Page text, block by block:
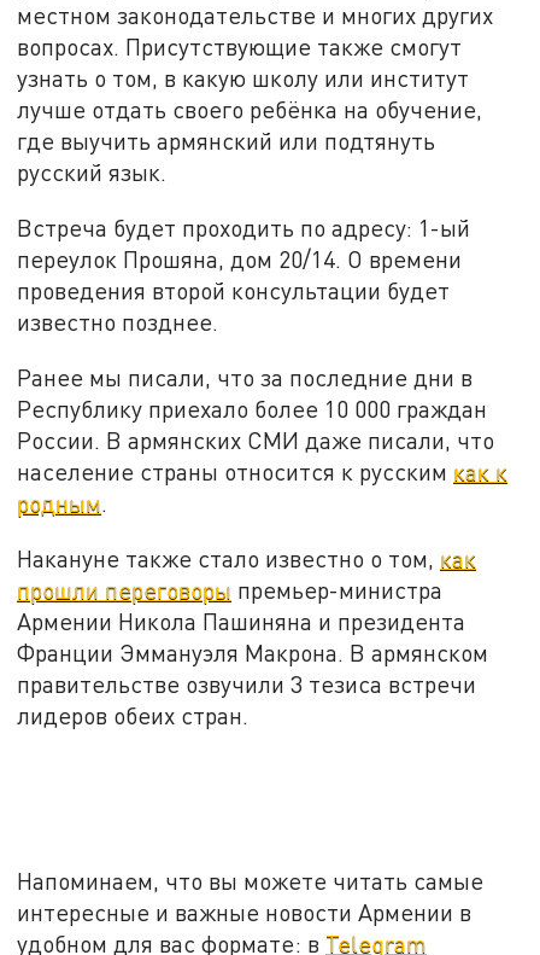
местном законодательстве и многих других
вопросах. Присутствующие также смогут
узнать о том, в какую школу или институт
лучше отдать своего ребёнка на обучение,
где выучить армянский или подтянуть
русский язык.
Встреча будет проходить по адресу: 1-ый
переулок Прошяна, дом 20/14. О времени
проведения второй консультации будет
известно позднее.
Ранее мы писали, что за последние дни в
Республику приехало более 10 000 граждан
России. В армянских СМИ даже писали, что
население страны относится к русским как к
родным.
Накануне также стало известно о том, как
прошли переговоры премьер-министра
Армении Никола Пашиняна и президента
Франции Эммануэля Макрона. В армянском
правительстве озвучили 3 тезиса встречи
лидеров обеих стран.
Напоминаем, что вы можете читать самые
интересные и важные новости Армении в
удобном для вас формате: в Telegram